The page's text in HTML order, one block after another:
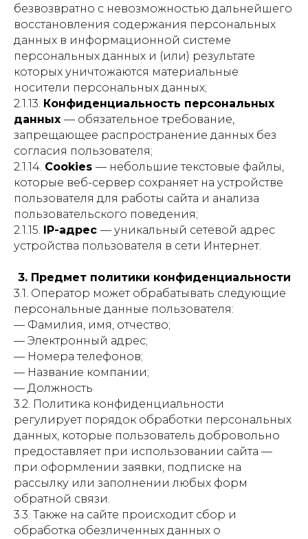
безвозвратно с невозможностью дальнейшего
восстановления содержания персональных
данных в информационной системе
персональных данных и (или) результате
которых уничтожаются материальные
носители персональных данных;
2.1.13. Конфиденциальность персональных
данных — обязательное требование,
запрещающее распространение данных без
согласия пользователя;
2.1.14. Cookies — небольшие текстовые файлы,
которые веб-сервер сохраняет на устройстве
пользователя для работы сайта и анализа
пользовательского поведения;
2.1.15. IP-адрес — уникальный сетевой адрес
устройства пользователя в сети Интернет.
3. Предмет политики конфиденциальности
3.1. Оператор может обрабатывать следующие
персональные данные пользователя:
— Фамилия, имя, отчество;
— Электронный адрес;
— Номера телефонов;
— Название компании;
— Должность
3.2. Политика конфиденциальности
регулирует порядок обработки персональных
данных, которые пользователь добровольно
предоставляет при использовании сайта —
при оформлении заявки, подписке на
рассылку или заполнении любых форм
обратной связи.
3.3. Также на сайте происходит сбор и
обработка обезличенных данных о